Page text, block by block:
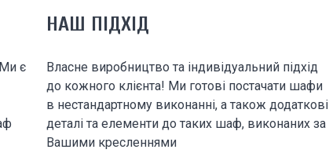
є
НАШ ПІДХІД
Власне виробництво та індивідуальний підхід
до кожного клієнта! Ми готові постачати шафи
в нестандартному виконанні, а також додаткові
деталі та елементи до таких шаф, виконаних за
Вашими кресленнями